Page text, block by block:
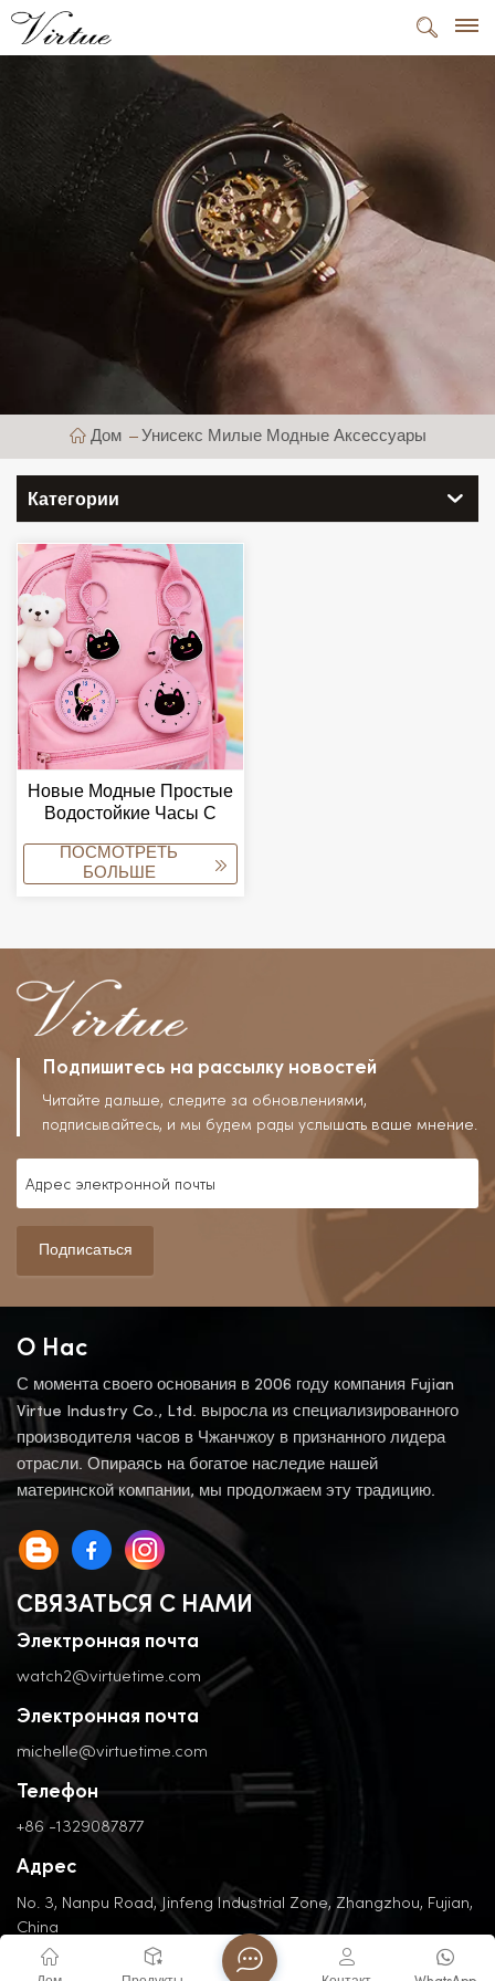
Дом Унисекс Милые Модные Аксессуары
Категории
Новые Модные Простые
Водостойкие Часы С
И Держателем Для
Бейджа, Оптовые
Альпинизма, Унисекс,
ПОСМОТРЕТЬ
БОЛЬШЕ
Подпишитесь на рассылку новостей
Читайте дальше, следите за обновлениями,
подписывайтесь, и мы будем рады услышать ваше мнение.
Подписаться
О Нас
С момента своего основания в 2006 году компания Fujian
Virtue Industry Co., Ltd. выросла из специализированного
производителя часов в Чжанчжоу в признанного лидера
отрасли. Опираясь на богатое наследие нашей
материнской компании, мы продолжаем эту традицию.
СВЯЗАТЬСЯ С НАМИ
Электронная почта
watch2@virtuetime.com
Электронная почта
michelle@virtuetime.com
Телефон
+86 -1329087877
Адрес
No. 3, Nanpu Road, Jinfeng Industrial Zone, Zhangzhou, Fujian,
China